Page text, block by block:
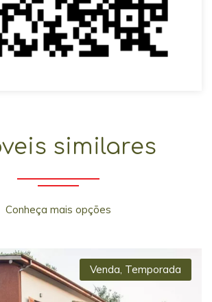
similares
Conheça mais opções
Venda Temporada